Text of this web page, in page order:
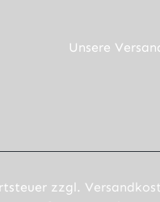
Unsere
zzgl.